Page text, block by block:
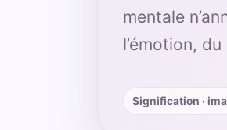
mentale
l’émotion,
Signification ·